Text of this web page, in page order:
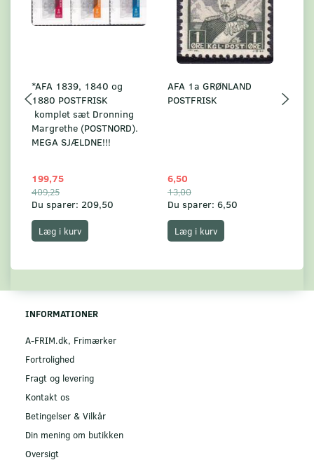
*AFA 1839, 1840 og
1880 POSTFRISK
komplet sæt Dronning
Margrethe (POSTNORD).
MEGA SJÆLDNE!!!
199,75
409,25
Du sparer: 209,50
Læg i kurv
AFA 1a GRØNLAND
POSTFRISK
6,50
13,00
Du sparer: 6,50
Læg i kurv
INFORMATIONER
A-FRIM.dk, Frimærker
Fortrolighed
Fragt og levering
Kontakt os
Betingelser & Vilkår
Din mening om butikken
Oversigt